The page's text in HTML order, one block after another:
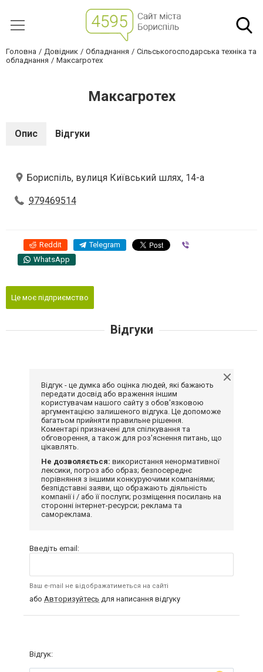
Головна Довідник Обладнання
Сільськогосподарська техніка та
обладнання
Максагротех
Максагротех
Опис Відгуки
Бориспіль, вулиця Київський шлях, 14-а
979469514
Reddit Telegram
WhatsApp
Це моє підприємство
Відгуки
Відгук - це думка або оцінка людей, які бажають
передати досвід або враження іншим
користувачам нашого сайту з обов'язковою
аргументацією залишеного відгука. Це допоможе
багатьом прийняти правильне рішення.
Коментарі призначені для спілкування та
обговорення, а також для роз'яснення питань, що
цікавлять.
Не дозволяється: використання ненормативної
лексики, погроз або образ; безпосереднє
порівняння з іншими конкуруючими компаніями;
безпідставні заяви, що ображають діяльність
компанії і / або її послуги; розміщення посилань на
сторонні інтернет-ресурси; реклама та
самореклама.
Введіть email:
Ваш e-mail не відображатиметься на сайті
або Авторизуйтесь для написання відгуку
Відгук: